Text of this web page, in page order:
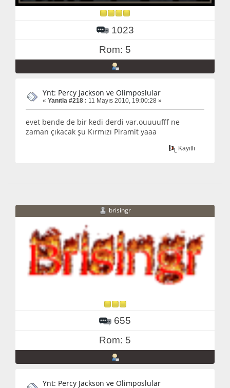
1023
Rom: 5
Ynt: Percy Jackson ve Olimposlular
« Yanıtla #218 : 11 Mayıs 2010, 19:00:28 »
evet bende de bir kedi derdi var.ouuuufff ne
zaman çıkacak şu Kırmızı Piramit yaaa
Kayıtlı
brisingr
655
Rom: 5
Ynt: Percy Jackson ve Olimposlular